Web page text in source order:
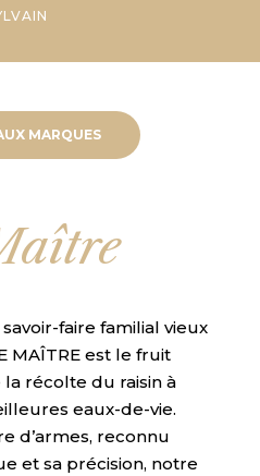
MARQUES
faire familial vieux
MAÎTRE est le fruit
récolte du raisin à
eaux-de-vie.
d’armes, reconnu
et sa précision, notre